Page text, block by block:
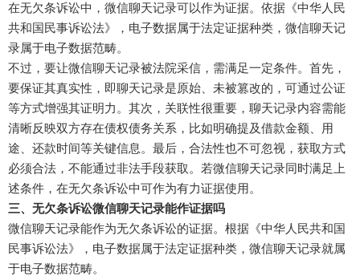
在无欠条诉讼中，微信聊天记录可以作为证据。依据《中华人民
共和国民事诉讼法》，电子数据属于法定证据种类，微信聊天记
录属于电子数据范畴。
不过，要让微信聊天记录被法院采信，需满足一定条件。首先，
要保证其真实性，即聊天记录是原始、未被篡改的，可通过公证
等方式增强其证明力。其次，关联性很重要，聊天记录内容需能
清晰反映双方存在债权债务关系，比如明确提及借款金额、用
途、还款时间等关键信息。最后，合法性也不可忽视，获取方式
必须合法，不能通过非法手段获取。若微信聊天记录同时满足上
述条件，在无欠条诉讼中可作为有力证据使用。
三、无欠条诉讼微信聊天记录能作证据吗
微信聊天记录能作为无欠条诉讼的证据。根据《中华人民共和国
民事诉讼法》，电子数据属于法定证据种类，微信聊天记录就属
于电子数据范畴。